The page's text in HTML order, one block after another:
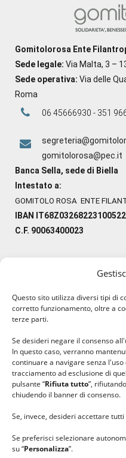
Questo sito utilizza diversi tipi di
corretto funzionamento, oltre a
terze parti.
Se desideri negare il consenso
In questo caso, verranno
continuare a navigare senza
tracciamento ad esclusione di
pulsante “Rifiuta tutto”,
chiudendo il banner di consenso.
Se, invece, desideri accettare tutti
Se preferisci selezionare
su “Personalizza”.
Gomitolorosa Ente
Sede legale: Via Malta, 3 –
Sede operativa: Via delle
Roma
06 45666930 - 351
gomitolorosa@pec.it
Banca Sella, sede di Biella
Intestato a:
GOMITOLO ROSA ENTE
IBAN
C.F. 90063400023